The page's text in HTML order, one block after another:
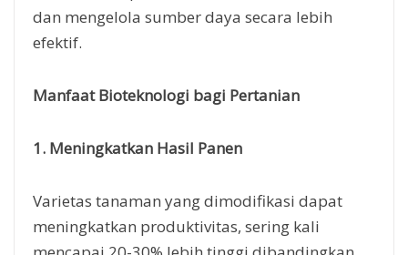
dan mengelola sumber daya secara lebih
efektif.
Manfaat Bioteknologi bagi Pertanian
1. Meningkatkan Hasil Panen
Varietas tanaman yang dimodifikasi dapat
meningkatkan produktivitas, sering kali
mencapai 20-30% lebih tinggi dibandingkan